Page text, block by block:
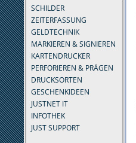
SCHILDER
ZEITERFASSUNG
GELDTECHNIK
MARKIEREN & SIGNIEREN
KARTENDRUCKER
PERFORIEREN & PRÄGEN
DRUCKSORTEN
GESCHENKIDEEN
JUSTNET IT
INFOTHEK
JUST SUPPORT